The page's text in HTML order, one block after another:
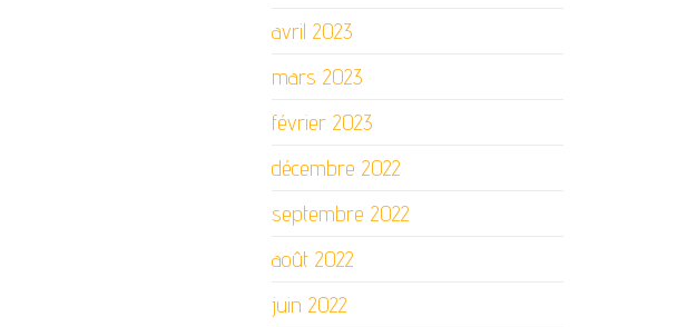
avril 2023
mars 2023
février 2023
décembre 2022
septembre 2022
août 2022
juin 2022